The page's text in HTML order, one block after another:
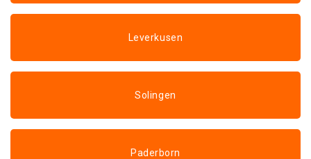
Leverkusen
Solingen
Paderborn